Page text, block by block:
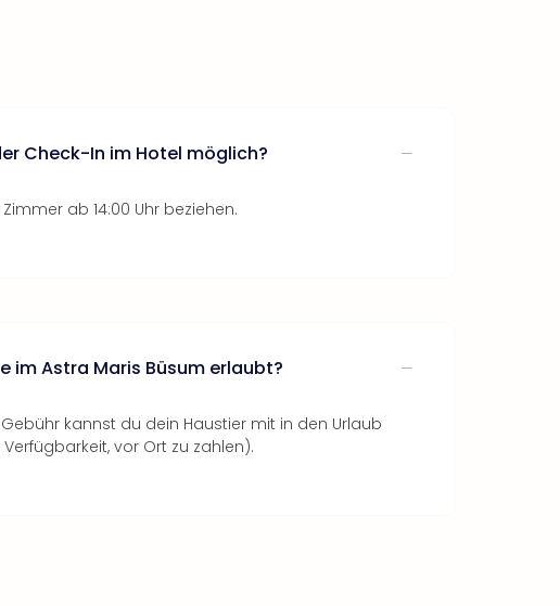
Check-In im Hotel möglich?
ab 14:00 Uhr beziehen.
im Astra Maris Büsum erlaubt?
kannst du dein Haustier mit in den Urlaub
vor Ort zu zahlen).